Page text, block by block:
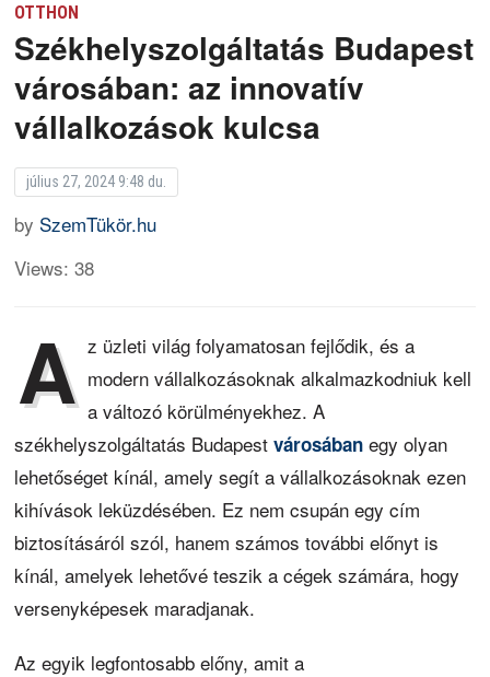
OTTHON
Székhelyszolgáltatás Budapest
városában: az innovatív
vállalkozások kulcsa
július 27, 2024 9:48 du.
by SzemTükör.hu
Views: 38
A z üzleti világ folyamatosan fejlődik, és a
modern vállalkozásoknak alkalmazkodniuk kell
a változó körülményekhez. A
székhelyszolgáltatás Budapestvárosában egy olyan
lehetőséget kínál, amely segít a vállalkozásoknak ezen
kihívások leküzdésében. Ez nem csupán egy cím
biztosításáról szól, hanem számos további előnyt is
kínál, amelyek lehetővé teszik a cégek számára, hogy
versenyképesek maradjanak.
Az egyik legfontosabb előny, amit a